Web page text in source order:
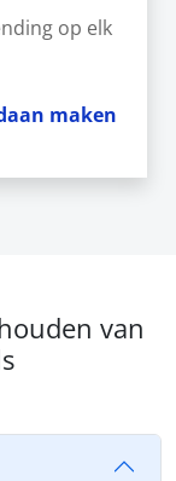
op elk
maken
van